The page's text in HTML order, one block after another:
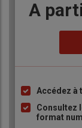
Body
A
Liste
à
puce
Accédez à
Consultez
format